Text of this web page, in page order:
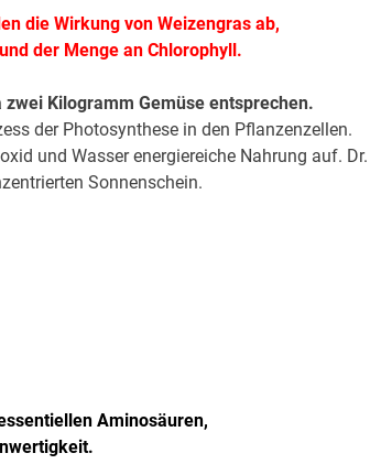
die Wirkung von Weizengras ab,
der Menge an Chlorophyll.
Kilogramm Gemüse entsprechen.
der Photosynthese in den Pflanzenzellen.
und Wasser energiereiche Nahrung auf. Dr.
Sonnenschein.
Aminosäuren,